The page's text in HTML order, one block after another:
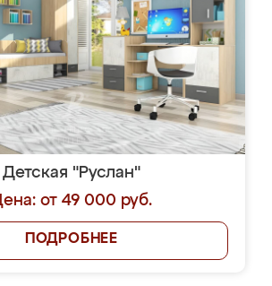
Детская "Руслан"
от 49 000 руб.
ПОДРОБНЕЕ